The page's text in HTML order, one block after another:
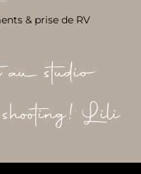
& prise de RV
studio
shooting! Lili